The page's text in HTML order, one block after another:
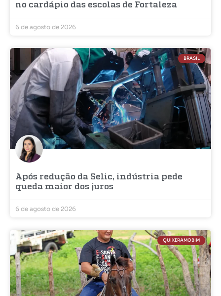
no cardápio das escolas de Fortaleza
6 de agosto de 2026
BRASIL
Após redução da Selic, indústria pede
queda maior dos juros
6 de agosto de 2026
QUIXERAMOBIM